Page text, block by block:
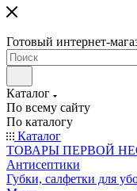
Готовый интернет-
Каталог
По всему сайту
По каталогу
Каталог
ТОВАРЫ ПЕРВОЙ
Антисептики
Губки, салфетки для